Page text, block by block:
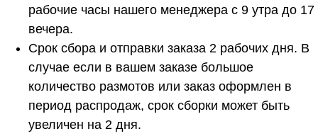
рабочие часы нашего менеджера с 9 утра до 17
вечера.
Срок сбора и отправки заказа 2 рабочих дня. В
случае если в вашем заказе большое
количество размотов или заказ оформлен в
период распродаж, срок сборки может быть
увеличен на 2 дня.